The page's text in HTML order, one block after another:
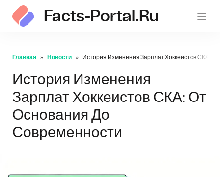
Facts-Portal.ru
Главная Новости История Изменения Зарплат Хоккеистов СКА:
История Изменения
Зарплат Хоккеистов СКА: От
Основания До
Современности